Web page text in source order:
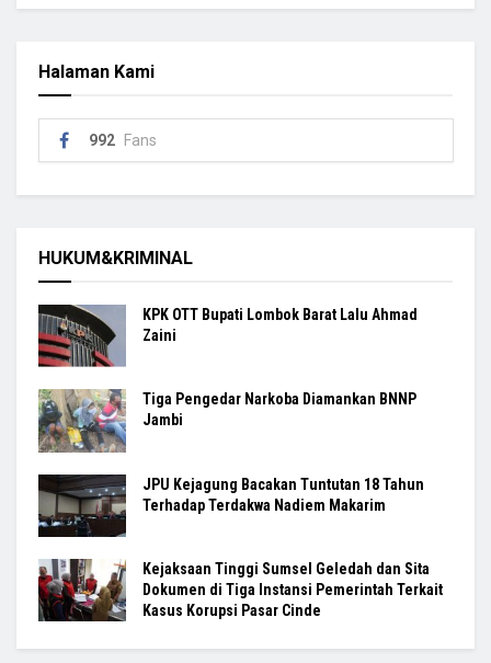
Halaman Kami
992 Fans
HUKUM&KRIMINAL
KPK OTT Bupati Lombok Barat Lalu Ahmad
Zaini
Tiga Pengedar Narkoba Diamankan BNNP
Jambi
JPU Kejagung Bacakan Tuntutan 18 Tahun
Terhadap Terdakwa Nadiem Makarim
Kejaksaan Tinggi Sumsel Geledah dan Sita
Dokumen di Tiga Instansi Pemerintah Terkait
Kasus Korupsi Pasar Cinde